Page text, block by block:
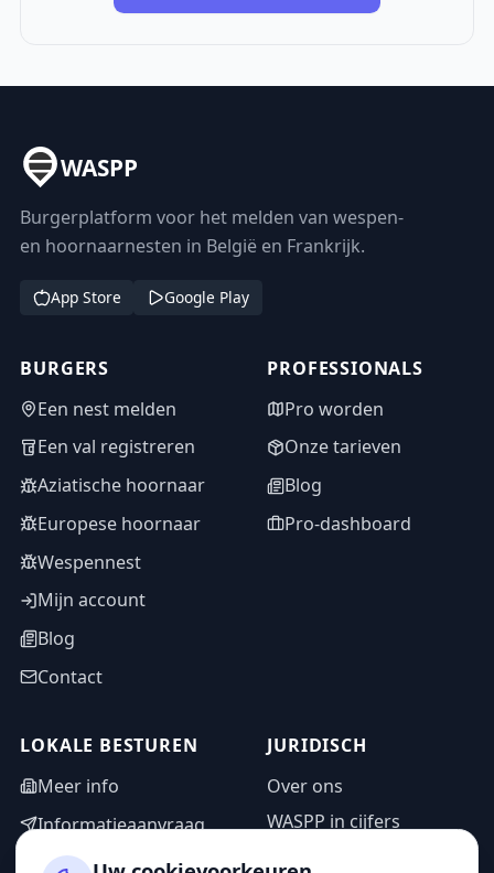
WASPP
Burgerplatform voor het melden van wespen-
en hoornaarnesten in België en Frankrijk.
App Store Google Play
BURGERS
Een nest melden
Een val registreren
Aziatische hoornaar
Europese hoornaar
Wespennest
Mijn account
Blog
Contact
PROFESSIONALS
Pro worden
Onze tarieven
Blog
Pro-dashboard
LOKALE BESTUREN
Meer info
Informatieaanvraag
Adminzone
JURIDISCH
Over ons
WASPP in cijfers